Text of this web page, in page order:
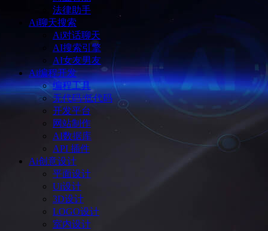
法律助手
Ai聊天搜索
Ai对话聊天
AI搜索引擎
AI女友男友
Ai编程开发
编程工具
无代码/低代码
开发平台
网站制作
AI数据库
API 插件
Ai创意设计
平面设计
Ui设计
3D设计
LOGO设计
室内设计